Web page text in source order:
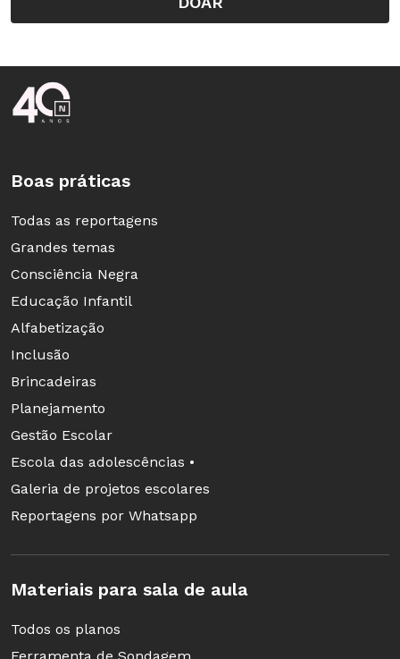
Rodapé da Nova Escola
Boas práticas
Todas as reportagens
Grandes temas
Consciência Negra
Educação Infantil
Alfabetização
Inclusão
Brincadeiras
Planejamento
Gestão Escolar
Escola das adolescências •
Galeria de projetos escolares
Reportagens por Whatsapp
Materiais para sala de aula
Todos os planos